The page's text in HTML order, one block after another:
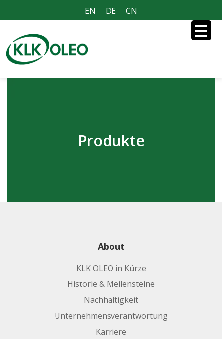
EN DE CN
Produkte
About
KLK OLEO in Kürze
Historie & Meilensteine
Nachhaltigkeit
Unternehmensverantwortung
Karriere